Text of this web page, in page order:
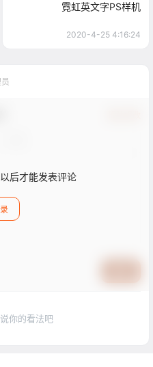
霓虹英文字PS样机
2020-4-25 4:16:24
后才能发表评论
你的看法吧